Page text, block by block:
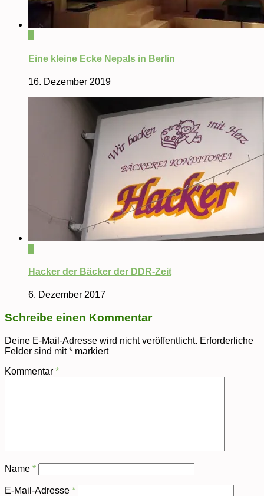
Eine kleine Ecke Nepals in Berlin
16. Dezember 2019
Hacker der Bäcker der DDR-Zeit
6. Dezember 2017
Schreibe einen Kommentar
Deine E-Mail-Adresse wird nicht veröffentlicht. Erforderliche
Felder sind mit* markiert
Kommentar *
Name *
E-Mail-Adresse *